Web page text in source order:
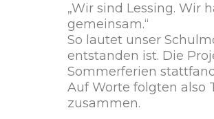
„Wir sind Lessing. Wir
gemeinsam.“
So lautet unser
entstanden ist. Die
Sommerferien
Auf Worte folgten also
zusammen.